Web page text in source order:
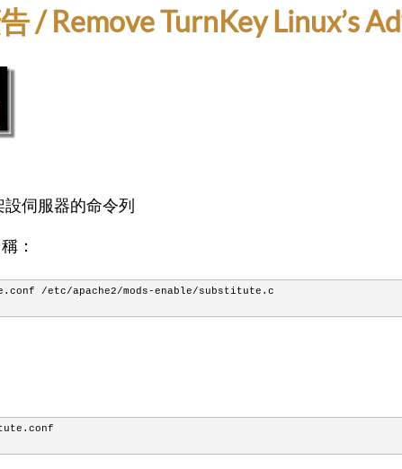
/ Remove TurnKey Linux’s
伺服器的命令列
：
/etc/apache2/mods-enable/substitute.c